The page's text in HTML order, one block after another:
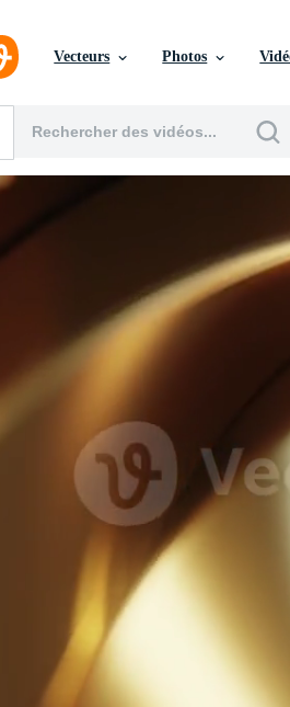
Vecteurs Photos